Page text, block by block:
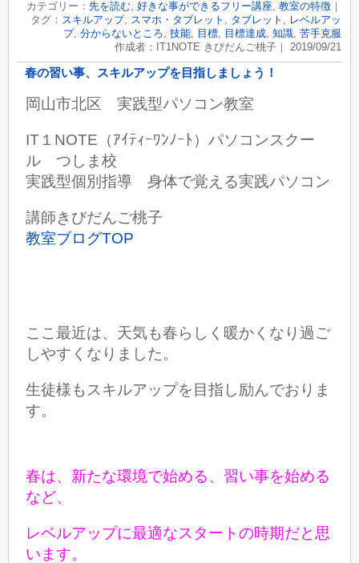
カテゴリー： 先を読む, 好きな事ができるフリー講座, 教室の特徴｜
タグ： スキルアップ, スマホ・タブレット , タブレット , レベルアッ
プ, 分からないところ, 技能, 目標, 目標達成, 知識, 苦手克服
作成者：IT1NOTE きびだんご桃子｜ 2019/09/21
春の習い事、スキルアップを目指しましょう！
岡山市北区 実践型パソコン教室
IT１NOTE（ｱｲﾃｨｰﾜﾝﾉｰﾄ）パソコンスクー
ル つしま校
実践型個別指導 身体で覚える実践パソコン
講師きびだんご桃子
教室ブログTOP
ここ最近は、天気も春らしく暖かくなり過ご
しやすくなりました。
生徒様もスキルアップを目指し励んでおりま
す。
春は、新たな環境で始める、習い事を始める
など、
レベルアップに最適なスタートの時期だと思
います。